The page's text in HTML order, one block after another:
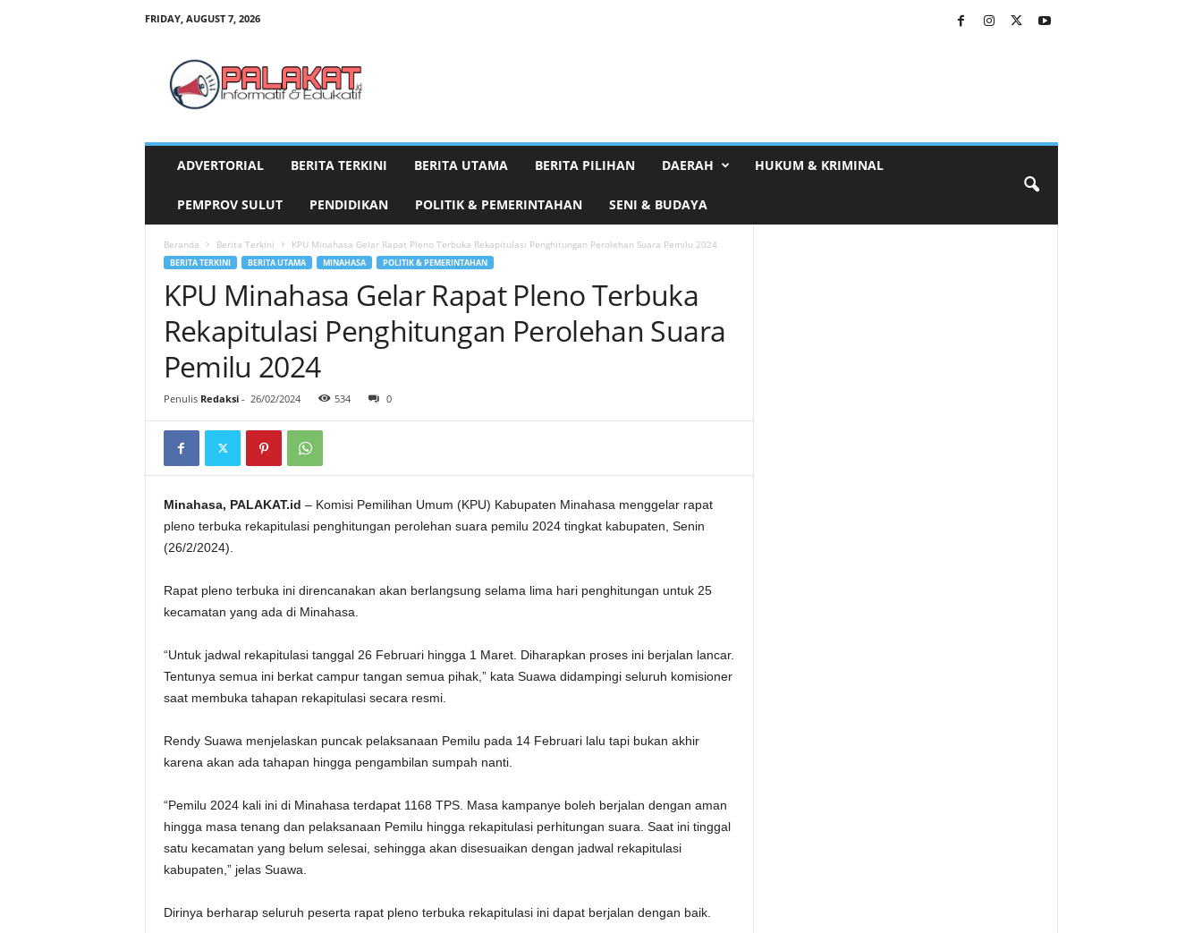
FRIDAY, AUGUST 7, 2026
ADVERTORIAL BERITA TERKINI BERITA UTAMA BERITA PILIHAN DAERAH HUKUM & KRIMINAL
PEMPROV SULUT PENDIDIKAN POLITIK & PEMERINTAHAN SENI & BUDAYA
Beranda Berita Terkini KPU Minahasa Gelar Rapat Pleno Terbuka Rekapitulasi Penghitungan Perolehan Suara Pemilu 2024
BERITA TERKINI BERITA UTAMA MINAHASA POLITIK & PEMERINTAHAN
KPU Minahasa Gelar Rapat Pleno Terbuka
Rekapitulasi Penghitungan Perolehan Suara
Pemilu 2024
Penulis Redaksi- 26/02/2024 534 0
Minahasa, PALAKAT.id – Komisi Pemilihan Umum (KPU) Kabupaten Minahasa menggelar rapat
pleno terbuka rekapitulasi penghitungan perolehan suara pemilu 2024 tingkat kabupaten, Senin
(26/2/2024).
Rapat pleno terbuka ini direncanakan akan berlangsung selama lima hari penghitungan untuk 25
kecamatan yang ada di Minahasa.
“Untuk jadwal rekapitulasi tanggal 26 Februari hingga 1 Maret. Diharapkan proses ini berjalan lancar.
Tentunya semua ini berkat campur tangan semua pihak,” kata Suawa didampingi seluruh komisioner
saat membuka tahapan rekapitulasi secara resmi.
Rendy Suawa menjelaskan puncak pelaksanaan Pemilu pada 14 Februari lalu tapi bukan akhir
karena akan ada tahapan hingga pengambilan sumpah nanti.
“Pemilu 2024 kali ini di Minahasa terdapat 1168 TPS. Masa kampanye boleh berjalan dengan aman
hingga masa tenang dan pelaksanaan Pemilu hingga rekapitulasi perhitungan suara. Saat ini tinggal
satu kecamatan yang belum selesai, sehingga akan disesuaikan dengan jadwal rekapitulasi
kabupaten,” jelas Suawa.
Dirinya berharap seluruh peserta rapat pleno terbuka rekapitulasi ini dapat berjalan dengan baik.